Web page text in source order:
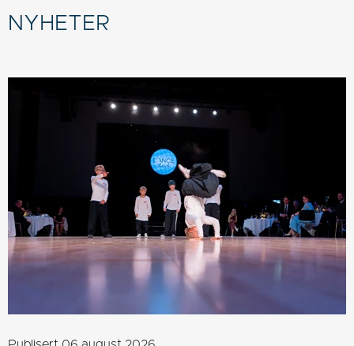
NYHETER